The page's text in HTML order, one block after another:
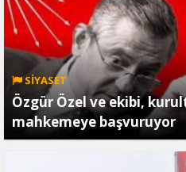
SİYASET
Özgür Özel ve ekibi,
mahkemeye başvuruyor